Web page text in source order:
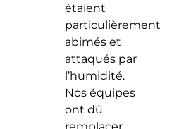
étaient
particulièrement
abimés et
attaqués par
l’humidité.
Nos équipes
ont dû